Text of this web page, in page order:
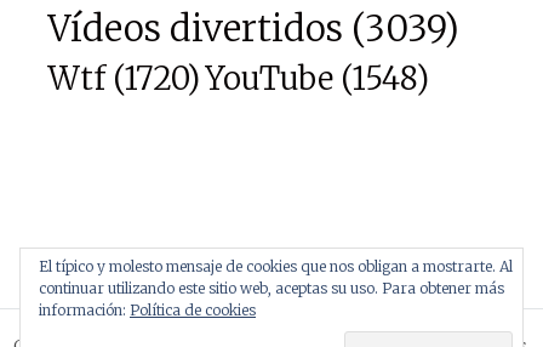
Vídeos divertidos (3039)
Wtf(1720)YouTube(1548)
El típico y molesto mensaje de cookies que nos obligan a mostrarte. Al
continuar utilizando este sitio web, aceptas su uso. Para obtener más
información: Política de cookies